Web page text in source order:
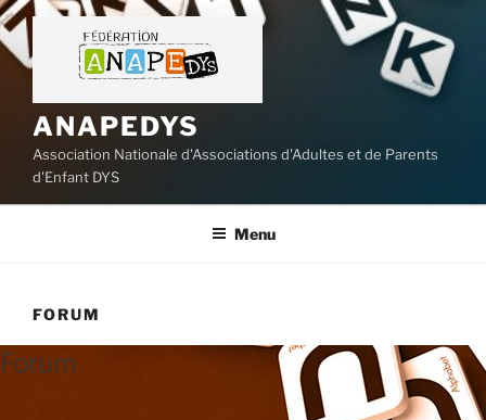
Aller
au
contenu
ANAPEDYS
Association Nationale d'Associations d'Adultes et de Parents
d'Enfant DYS
Menu
FORUM
Forum